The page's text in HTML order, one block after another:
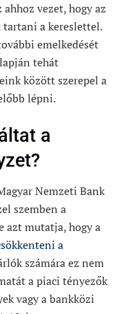
vezet, hogy az
tartani a kereslettel.
emelkedését
tehát
között szerepel a
lépni.
a
Nemzeti Bank
szemben a
azt mutatja, hogy a
a
számára ez nem
a piaci tényezők
vagy a bankközi